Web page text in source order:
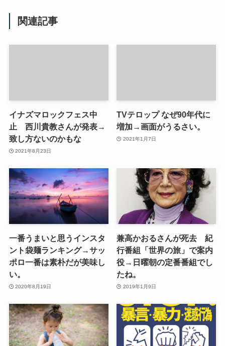
関連記事
イナズマロックフェス中
止 西川貴教さんが発表→
致し方ないのかもな
2021年8月23日
TVテロップ なぜ90年代に
増加→画面がうるさい。
2021年1月7日
一番うまいと思うインスタ
ント袋麺ランキング→サッ
ポロ一番は素朴だが美味し
い。
2020年8月19日
兼高かおるさんが死去 紀
行番組「世界の旅」で案内
役→日曜朝の定番番組でし
たね。
2019年1月9日